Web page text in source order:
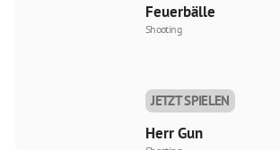
Feuerbälle
Shooting
JETZT SPIELEN
Herr Gun